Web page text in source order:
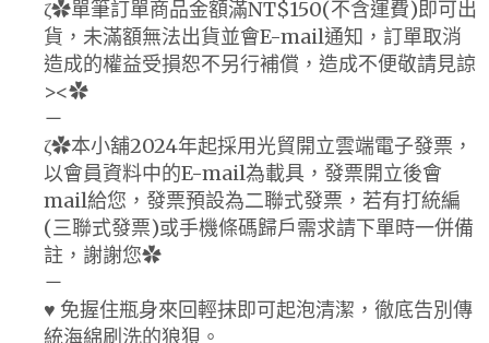
ζ✿單筆訂單商品金額滿NT$150(不含運費)即可出
貨，未滿額無法出貨並會E-mail通知，訂單取消
造成的權益受損恕不另行補償，造成不便敬請見諒
><✿
－
ζ✿本小舖2024年起採用光貿開立雲端電子發票，
以會員資料中的E-mail為載具，發票開立後會
mail給您，發票預設為二聯式發票，若有打統編
(三聯式發票)或手機條碼歸戶需求請下單時一併備
註，謝謝您✿
－
♥ 免握住瓶身來回輕抹即可起泡清潔，徹底告別傳
統海綿刷洗的狼狽。